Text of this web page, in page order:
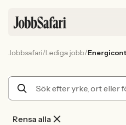
Arbetsliv och karriär
Jobbsafari/Lediga jobb/
Rensa alla